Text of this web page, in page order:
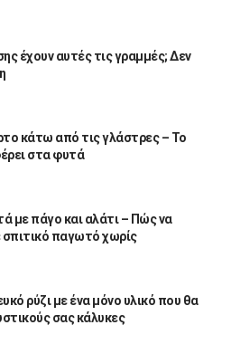
έχουν αυτές τις γραμμές; Δεν
κάτω από τις γλάστρες – Το
στα φυτά
με πάγο και αλάτι – Πώς να
παγωτό χωρίς
ρύζι με ένα μόνο υλικό που θα
σας κάλυκες